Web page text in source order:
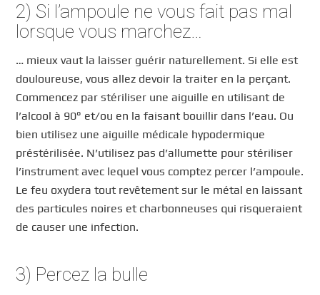
2) Si l’ampoule ne vous fait pas mal
lorsque vous marchez…
… mieux vaut la laisser guérir naturellement. Si elle est
douloureuse, vous allez devoir la traiter en la perçant.
Commencez par stériliser une aiguille en utilisant de
l’alcool à 90° et/ou en la faisant bouillir dans l’eau. Ou
bien utilisez une aiguille médicale hypodermique
préstérilisée. N’utilisez pas d’allumette pour stériliser
l’instrument avec lequel vous comptez percer l’ampoule.
Le feu oxydera tout revêtement sur le métal en laissant
des particules noires et charbonneuses qui risqueraient
de causer une infection.
3) Percez la bulle